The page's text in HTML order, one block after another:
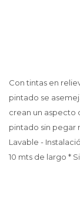
Con tintas en
pintado se
crean un aspecto
pintado sin pegar
Lavable -
10 mts de largo *